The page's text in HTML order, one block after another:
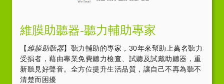
維膜助聽器-聽力輔助專家
【 維膜助聽器】聽力輔助的專家，30年來幫助上萬名聽力
受損者，藉由專業免費聽力檢查、試聽及試戴助聽器，重
新聽見好聲音。全方位提升生活品質，讓自己不再為聽不
清楚而困擾